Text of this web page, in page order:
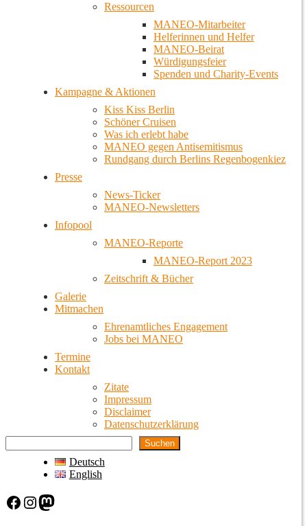
Ressourcen
MANEO-Mitarbeiter
Helferinnen und Helfer
MANEO-Beirat
Würdigungsfeier
Spenden und Charity-Events
Kampagne & Aktionen
Kiss Kiss Berlin
Schöner Cruisen
Was ich erlebt habe
MANEO gegen Antisemitismus
Rundgang durch Berlins Regenbogenkiez
Presse
News-Ticker
MANEO-Newsletters
Infopool
MANEO-Reporte
MANEO-Report 2023
Zeitschrift & Bücher
Galerie
Mitmachen
Ehrenamtliches Engagement
Jobs bei MANEO
Termine
Kontakt
Zitate
Impressum
Disclaimer
Datenschutzerklärung
Suchen
Deutsch
English
Facebook Instagram Mastodon